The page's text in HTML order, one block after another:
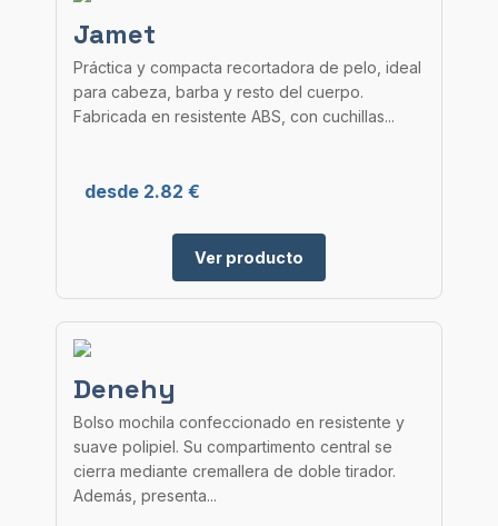
Jamet
Práctica y compacta recortadora de pelo, ideal
para cabeza, barba y resto del cuerpo.
Fabricada en resistente ABS, con cuchillas...
desde 2.82 €
Ver producto
Denehy
Bolso mochila confeccionado en resistente y
suave polipiel. Su compartimento central se
cierra mediante cremallera de doble tirador.
Además, presenta...